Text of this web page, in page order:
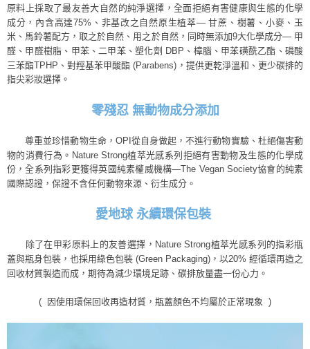
原料上採取了最友善大自然的純淨選擇， 全面拒絕有害健康與生態的化學
成分，內含高達75%、 非基改之自然原生植萃— 甘蔗、樹薯、小麥、玉
米、馬鈴薯配方，取之於自然、 用之於自然，同時無添加9大化學成分— 甲
醛、甲醛樹脂、甲苯、二甲苯、塑化劑 DBP、樟腦、甲苯磺酰乙酯、磷酸
三苯酯TPHP、對羥基苯甲酸酯 (Parabens) ，提供更乾淨溫和、更少碳排的
指尖彩妝選擇。
零殘忍 無動物成分添加
尊重並珍惜動物生命，OPI從自身做起，不進行動物實驗、杜絕傷害動
物的消費行為。Nature Strong植萃光感系列拒絕有害動物及生態的化學成
份，全系列指彩更獲得英國純素權威機構—The Vegan Society協會的純素
國際認證，保證不含任何動物來源、衍生成分。
愛地球 永續環保包裝
除了在甲彩原料上的友善選擇， Nature Strong植萃光感系列的指彩瓶
蓋與瓶身包裝， 也採用綠色包裝 (Green Packaging)， 以20% 經循環再造之
回收材質製造而成， 期待為減少環境足跡、碳排放量盡一份心力。
( 因使用環保回收再造材質，瓶蓋顏色不均屬於正常現象 )